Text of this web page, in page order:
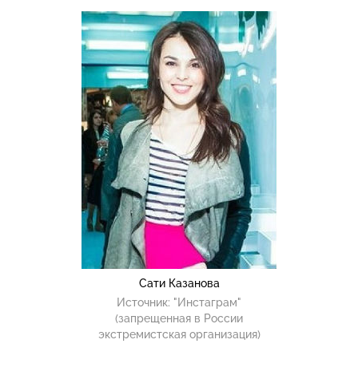
Сати Казанова
Источник: "Инстаграм"
(запрещенная в России
экстремистская организация)